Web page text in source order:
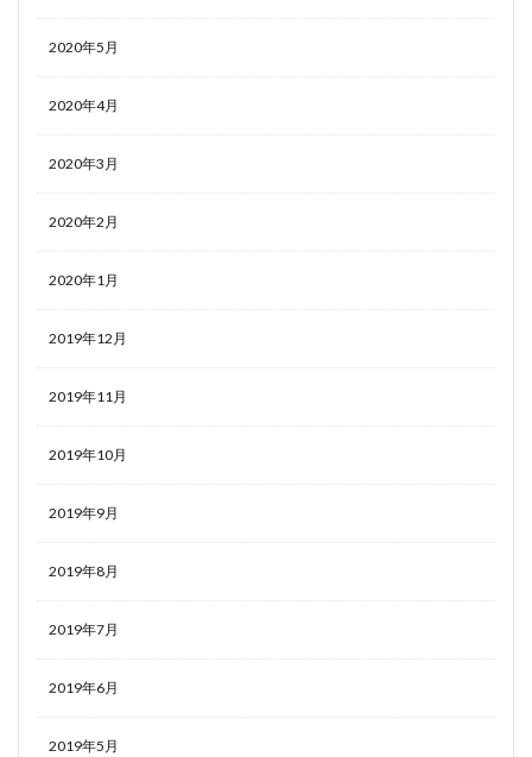
2020年5月
2020年4月
2020年3月
2020年2月
2020年1月
2019年12月
2019年11月
2019年10月
2019年9月
2019年8月
2019年7月
2019年6月
2019年5月